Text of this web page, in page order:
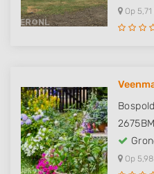
Op
2675BM
Op